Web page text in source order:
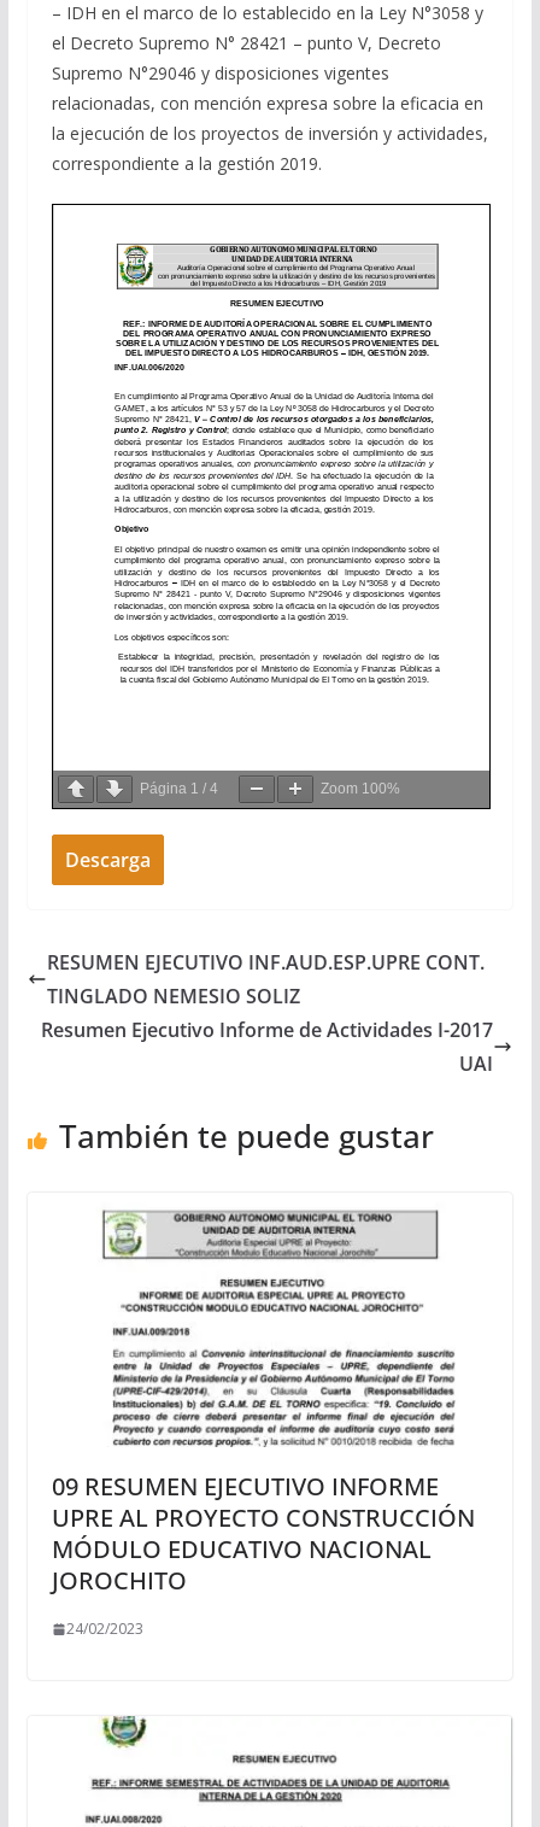
– IDH en el marco de lo establecido en la Ley N°3058 y
el Decreto Supremo N° 28421 – punto V, Decreto
Supremo N°29046 y disposiciones vigentes
relacionadas, con mención expresa sobre la eficacia en
la ejecución de los proyectos de inversión y actividades,
correspondiente a la gestión 2019.
Página 1 / 4 Zoom 100%
Descarga
RESUMEN EJECUTIVO INF.AUD.ESP.UPRE CONT.
TINGLADO NEMESIO SOLIZ
Resumen Ejecutivo Informe de Actividades I-2017
UAI
También te puede gustar
09 RESUMEN EJECUTIVO INFORME
UPRE AL PROYECTO CONSTRUCCIÓN
MÓDULO EDUCATIVO NACIONAL
JOROCHITO
24/02/2023